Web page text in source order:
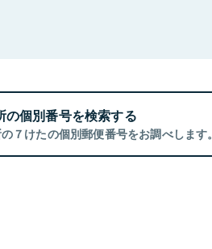
の個別番号を検索する
７けたの個別郵便番号をお調べします。